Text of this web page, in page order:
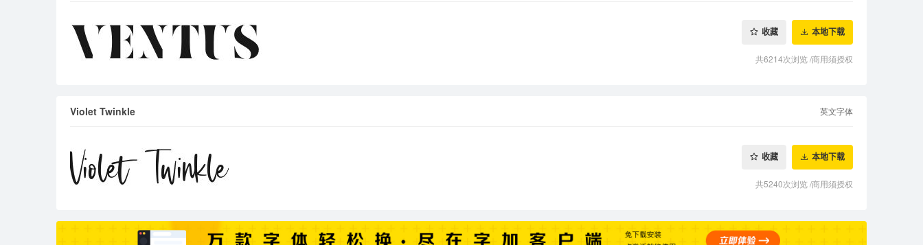
收藏 本地下载
共6214次浏览/商用须授权
Violet Twinkle 英文字体
收藏 本地下载
共5240次浏览/商用须授权